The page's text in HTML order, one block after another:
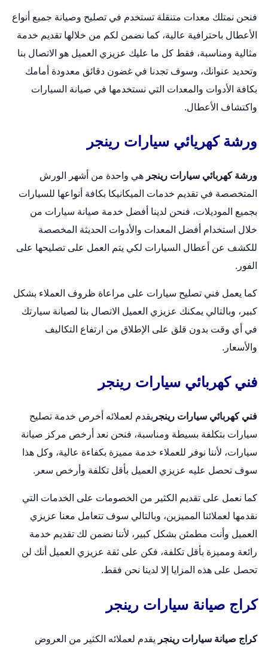
فنحن نمتلك معدات متنقلة تستخدم في تصليح وصيانة جميع أنواع
الأعطال باحترافية عالية، كما نضمن لكم من خلالها تقديم خدمة
مثالية ومناسبة، فقط كل ما عليك عزيزي العميل هو الاتصال بنا
وتحديد عنوانك، وسوف تجدنا في غضون دقائق معدودة أمامك
بكافة الأدوات والمعدات التي نستخدمها في صيانة السيارات
واكتشاف الأعطال.
ورشة كهريائي سيارات رينجر
ورشة كهربائي سيارات رينجر هي واحدة من أشهر الورش
المتخصصة في تقديم خدمات الميكانيكا بكافة أنواعها للسيارات
بجميع الموديلات، فنحن لدينا أفضل خدمة صيانة سيارات من
خلال استخدام أفضل المعدات والأدوات الحديثة المخصصة
للكشف عن أعطال السيارات لكي يتم العمل على تصليحها على
الفور.
كما يعمل فني تصليح سيارات على مراعاة ظروف العملاء بشكل
كبير، وبالتالي يمكنك عزيزي العميل الاتصال بنا لصيانة سيارتك
في أي وقت بدون قلق على الإطلاق من ارتفاع التكاليف
والأسعار.
فني كهربائي سيارات رينجر
فني كهربائي سيارات رينجر يقدم لعملائه أخرص خدمة تصليح
سيارات بتكلفة بسيطة ومناسبة، فنحن نعد أرخص مركز صيانة
سيارات، لأننا نوفر للعملاء خدمة مميزة بكفاءة عالية، وكل هذا
سوف تحصل عليه عزيزي العميل بأقل تكلفة وأرخص سعر.
كما نعمل على تقديم الكثير من الخصومات على الخدمات التي
نقدمها لعملائنا المميزين، وبالتالي سوف تتعامل معنا عزيزي
العميل وأنت مطمئن بشكل كبير، لأننا نضمن لك تقديم خدمة
رائعة ومميزة بأقل تكلفة، فكن على ثقة عزيزي العميل أنك لن
تحصل على هذه المزايا إلا لدينا نحن فقط.
كراج صيانة سيارات رينجر
كراج صيانة سيارات رينجر يقدم لعملائه الكثير من العروض